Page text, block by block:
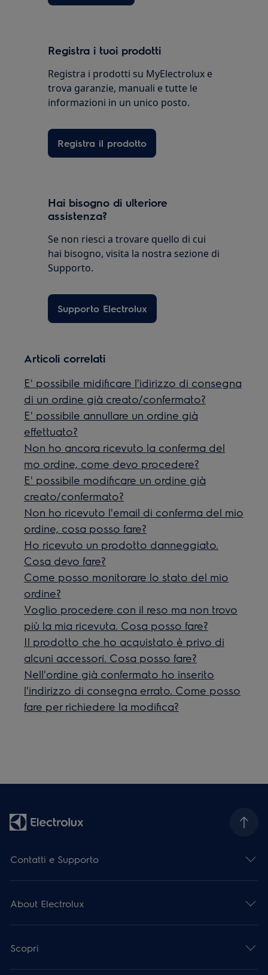
Registra i tuoi prodotti
Registra i prodotti su MyElectrolux e
trova garanzie, manuali e tutte le
informazioni in un unico posto.
Registra il prodotto
Hai bisogno di ulteriore
assistenza?
Se non riesci a trovare quello di cui
hai bisogno, visita la nostra sezione di
Supporto.
Supporto Electrolux
Articoli correlati
E' possibile midificare l'idirizzo di consegna
di un ordine già creato/confermato?
E' possibile annullare un ordine già
effettuato?
Non ho ancora ricevuto la conferma del
mo ordine, come devo procedere?
E' possibile modificare un ordine già
creato/confermato?
Non ho ricevuto l'email di conferma del mio
ordine, cosa posso fare?
Ho ricevuto un prodotto danneggiato.
Cosa devo fare?
Come posso monitorare lo stato del mio
ordine?
Voglio procedere con il reso ma non trovo
più la mia ricevuta. Cosa posso fare?
Il prodotto che ho acquistato è privo di
alcuni accessori. Cosa posso fare?
Nell'ordine già confermato ho inserito
l'indirizzo di consegna errato. Come posso
fare per richiedere la modifica?
Contatti e Supporto
About Electrolux
Scopri